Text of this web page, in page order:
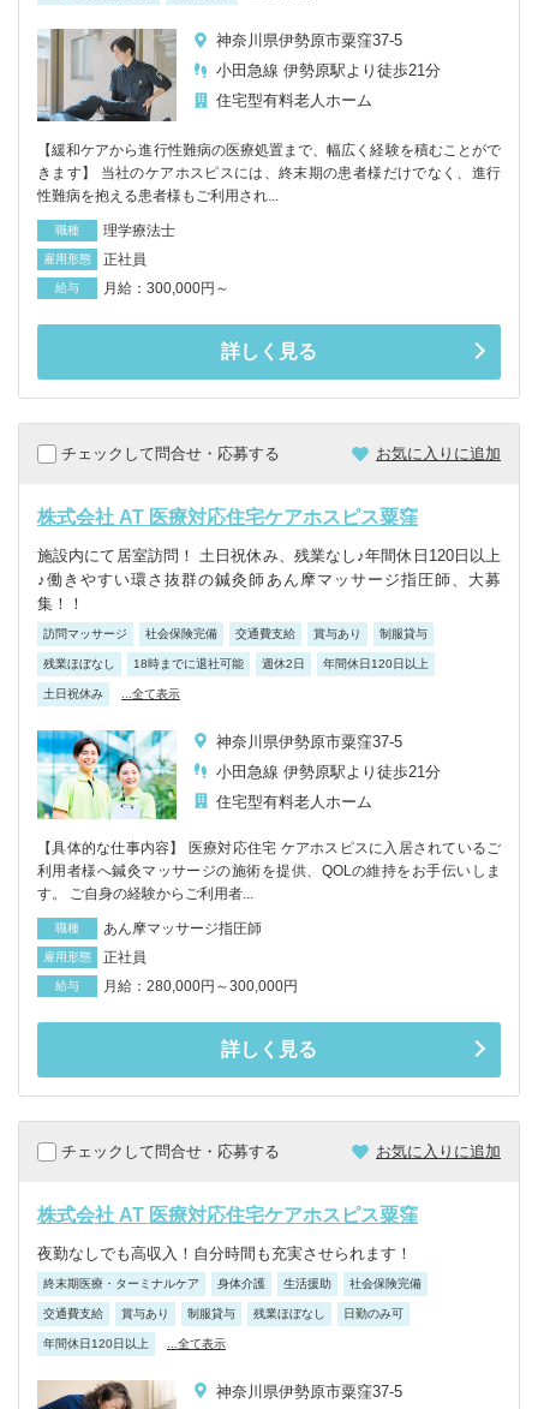
神奈川県伊勢原市粟窪37-5
小田急線 伊勢原駅より徒歩21分
住宅型有料老人ホーム
【緩和ケアから進行性難病の医療処置まで、幅広く経験を積むことがで
きます】 当社のケアホスピスには、終末期の患者様だけでなく、進行
性難病を抱える患者様もご利用され...
職種 理学療法士
雇用形態 正社員
給与 月給：300,000円～
詳しく見る
チェックして問合せ・応募する お気に入りに追加
株式会社 AT 医療対応住宅ケアホスピス粟窪
施設内にて居室訪問！ 土日祝休み、残業なし♪年間休日120日以上
♪働きやすい環さ抜群の鍼灸師あん摩マッサージ指圧師、大募
集！！
訪問マッサージ 社会保険完備 交通費支給 賞与あり 制服貸与
残業ほぼなし 18時までに退社可能 週休2日 年間休日120日以上
土日祝休み ...全て表示
神奈川県伊勢原市粟窪37-5
小田急線 伊勢原駅より徒歩21分
住宅型有料老人ホーム
【具体的な仕事内容】 医療対応住宅 ケアホスピスに入居されているご
利用者様へ鍼灸マッサージの施術を提供、QOLの維持をお手伝いしま
す。 ご自身の経験からご利用者...
職種 あん摩マッサージ指圧師
雇用形態 正社員
給与 月給：280,000円～300,000円
詳しく見る
チェックして問合せ・応募する お気に入りに追加
株式会社 AT 医療対応住宅ケアホスピス粟窪
夜勤なしでも高収入！自分時間も充実させられます！
終末期医療・ターミナルケア 身体介護 生活援助 社会保険完備
交通費支給 賞与あり 制服貸与 残業ほぼなし 日勤のみ可
年間休日120日以上 ...全て表示
神奈川県伊勢原市粟窪37-5